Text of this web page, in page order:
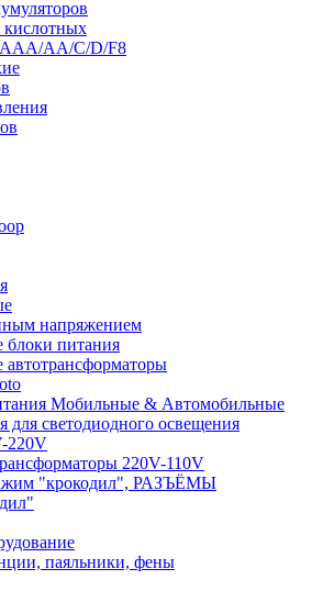
кислотных
ААА/АА/С/D/F8
напряжением
блоки питания
автотрансформаторы
Мобильные & Автомобильные
для светодиодного освещения
220V
220V-110V
"крокодил", РАЗЪЁМЫ
паяльники, фены